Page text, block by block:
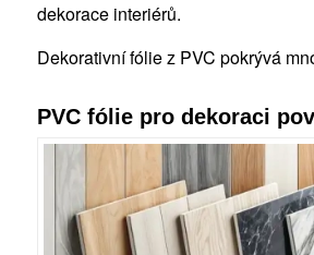
dekorace interiérů.
Dekorativní fólie z PVC pokrývá
PVC fólie pro dekoraci